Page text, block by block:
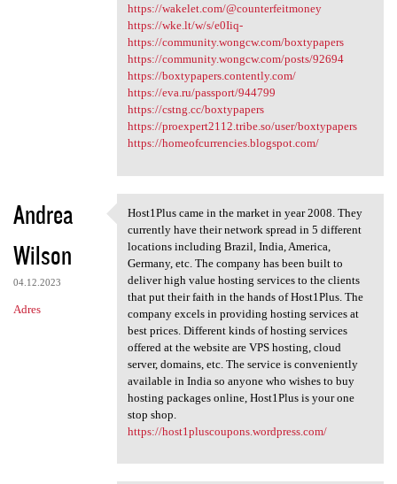
https://wakelet.com/@counterfeitmoney
https://wke.lt/w/s/e0Iiq-
https://community.wongcw.com/boxtypapers
https://community.wongcw.com/posts/92694
https://boxtypapers.contently.com/
https://eva.ru/passport/944799
https://cstng.cc/boxtypapers
https://proexpert2112.tribe.so/user/boxtypapers
https://homeofcurrencies.blogspot.com/
Andrea
Wilson
04.12.2023
Adres
Host1Plus came in the market
Host1Plus came in the market in year 2008. They
currently have their network spread in 5 different
locations including Brazil, India, America,
Germany, etc. The company has been built to
deliver high value hosting services to the clients
that put their faith in the hands of Host1Plus. The
company excels in providing hosting services at
best prices. Different kinds of hosting services
offered at the website are VPS hosting, cloud
server, domains, etc. The service is conveniently
available in India so anyone who wishes to buy
hosting packages online, Host1Plus is your one
stop shop.
https://host1pluscoupons.wordpress.com/